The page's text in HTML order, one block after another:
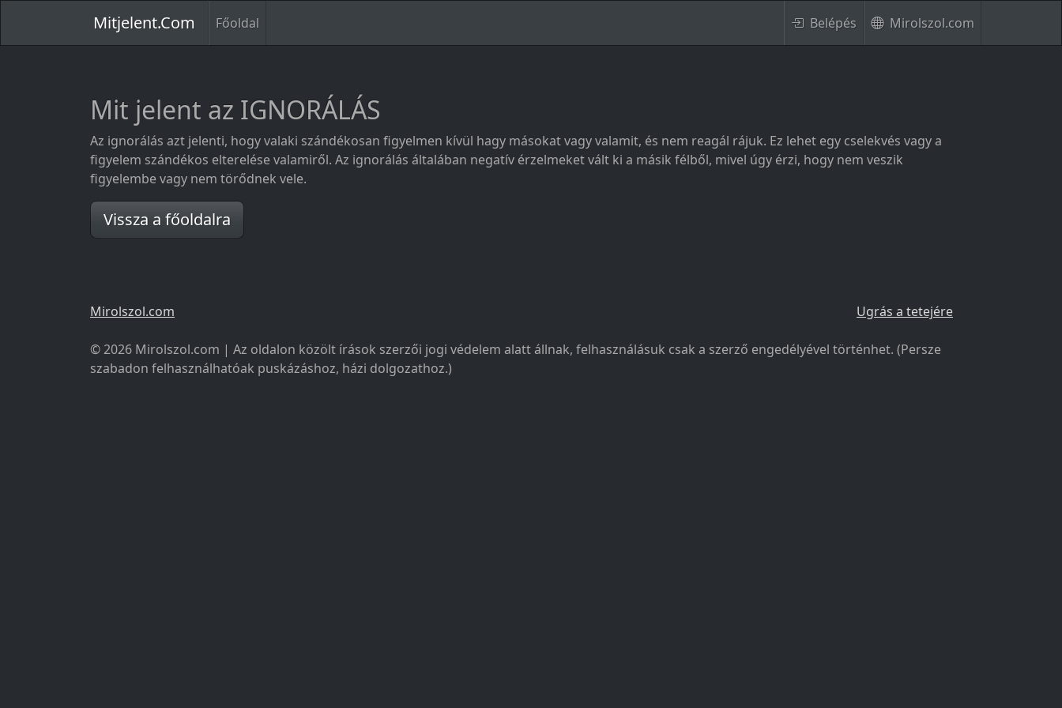
Mitjelent.Com Főoldal Belépés Mirolszol.com
Mit jelent az IGNORÁLÁS
Az ignorálás azt jelenti, hogy valaki szándékosan figyelmen kívül hagy másokat vagy valamit, és nem reagál rájuk. Ez lehet egy cselekvés vagy a
figyelem szándékos elterelése valamiről. Az ignorálás általában negatív érzelmeket vált ki a másik félből, mivel úgy érzi, hogy nem veszik
figyelembe vagy nem törődnek vele.
Vissza a főoldalra
Ugrás a tetejére
Mirolszol.com
© 2026 Mirolszol.com | Az oldalon közölt írások szerzői jogi védelem alatt állnak, felhasználásuk csak a szerző engedélyével történhet. (Persze
szabadon felhasználhatóak puskázáshoz, házi dolgozathoz.)